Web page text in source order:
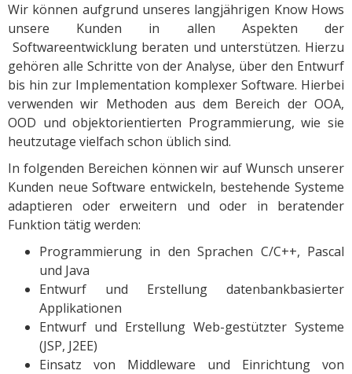
Wir können aufgrund unseres langjährigen Know Hows
unsere Kunden in allen Aspekten der
Softwareentwicklung beraten und unterstützen. Hierzu
gehören alle Schritte von der Analyse, über den Entwurf
bis hin zur Implementation komplexer Software. Hierbei
verwenden wir Methoden aus dem Bereich der OOA,
OOD und objektorientierten Programmierung, wie sie
heutzutage vielfach schon üblich sind.
In folgenden Bereichen können wir auf Wunsch unserer
Kunden neue Software entwickeln, bestehende Systeme
adaptieren oder erweitern und oder in beratender
Funktion tätig werden:
Programmierung in den Sprachen C/C++, Pascal
und Java
Entwurf und Erstellung datenbankbasierter
Applikationen
Entwurf und Erstellung Web-gestützter Systeme
(JSP, J2EE)
Einsatz von Middleware und Einrichtung von